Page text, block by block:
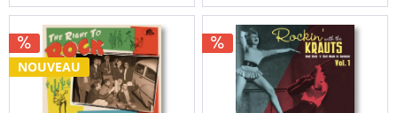
NOUVEAU